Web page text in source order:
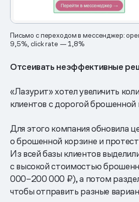
Письмо с переходом в мессенджер:
9,5%, click rate — 1,8%
Отсеивать неэффективные
«Лазурит» хотел увеличить
клиентов с дорогой брошенной
Для этого компания обновила
о брошенной корзине и
Из всей базы клиентов
с высокой стоимостью
000–200 000 ₽), а потом
чтобы отправить разные